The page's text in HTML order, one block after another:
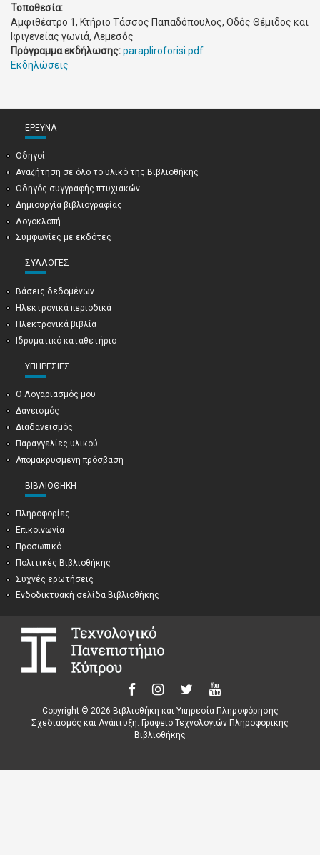
Τοποθεσία:
Αμφιθέατρο 1, Κτήριο Τάσσος Παπαδόπουλος, Οδός Θέμιδος και
Ιφιγενείας γωνιά, Λεμεσός
Πρόγραμμα εκδήλωσης:parapliroforisi.pdf
Εκδηλώσεις
ΈΡΕΥΝΑ
Οδηγοί
Αναζήτηση σε όλο το υλικό της Βιβλιοθήκης
Οδηγός συγγραφής πτυχιακών
Δημιουργία βιβλιογραφίας
Λογοκλοπή
Συμφωνίες με εκδότες
ΣΥΛΛΟΓΈΣ
Βάσεις δεδομένων
Ηλεκτρονικά περιοδικά
Ηλεκτρονικά βιβλία
Ιδρυματικό καταθετήριο
ΥΠΗΡΕΣΊΕΣ
Ο Λογαριασμός μου
Δανεισμός
Διαδανεισμός
Παραγγελίες υλικού
Απομακρυσμένη πρόσβαση
ΒΙΒΛΙΟΘΉΚΗ
Πληροφορίες
Επικοινωνία
Προσωπικό
Πολιτικές Βιβλιοθήκης
Συχνές ερωτήσεις
Ενδοδικτυακή σελίδα Βιβλιοθήκης
Copyright © 2026 Βιβλιοθήκη και Υπηρεσία Πληροφόρησης
Σχεδιασμός και Ανάπτυξη: Γραφείο Τεχνολογιών Πληροφορικής
Βιβλιοθήκης